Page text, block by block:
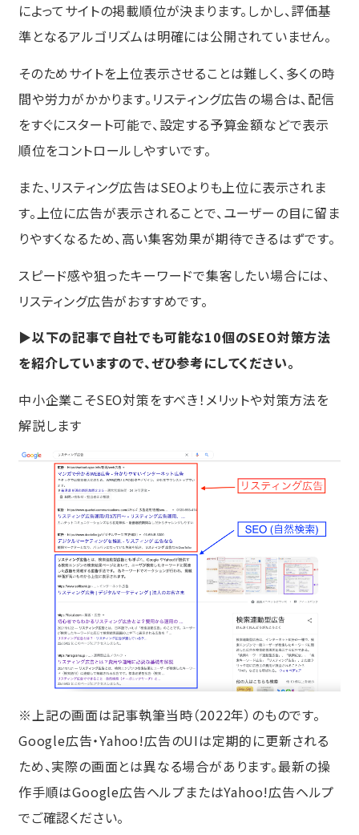
によってサイトの掲載順位が決まります。しかし、評価基
準となるアルゴリズムは明確には公開されていません。
そのためサイトを上位表示させることは難しく、多くの時
間や労力がかかります。リスティング広告の場合は、配信
をすぐにスタート可能で、設定する予算金額などで表示
順位をコントロールしやすいです。
また、リスティング広告はSEOよりも上位に表示されま
す。上位に広告が表示されることで、ユーザーの目に留ま
りやすくなるため、高い集客効果が期待できるはずです。
スピード感や狙ったキーワードで集客したい場合には、
リスティング広告がおすすめです。
▶以下の記事で自社でも可能な10個のSEO対策方法
を紹介していますので、ぜひ参考にしてください。
中小企業こそSEO対策をすべき！メリットや対策方法を
解説します
※上記の画面は記事執筆当時（2022年）のものです。
Google広告・Yahoo!広告のUIは定期的に更新される
ため、実際の画面とは異なる場合があります。最新の操
作手順はGoogle広告ヘルプまたはYahoo!広告ヘルプ
でご確認ください。